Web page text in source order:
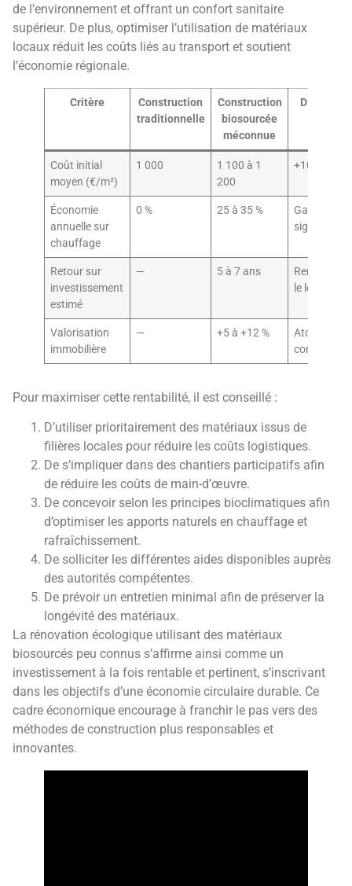
de l’environnement et offrant un confort sanitaire
supérieur. De plus, optimiser l’utilisation de matériaux
locaux réduit les coûts liés au transport et soutient
l’économie régionale.
Critère
Construction
traditionnelle
Construction
biosourcée
méconnue
Différence
Coût initial
moyen (€/m²)
1 000
1 100 à 1
200
+10 à 20 %
Économie
annuelle sur
chauffage
0 % 25 à 35 %
Gain
significatif
Retour sur
investissement
estimé
— 5 à 7 ans
Rentable
le long
Valorisation
immobilière
— +5 à +12 %
Atout
Pour maximiser cette rentabilité, il est conseillé :
D’utiliser prioritairement des matériaux issus de
filières locales pour réduire les coûts logistiques.
De s’impliquer dans des chantiers participatifs afin
de réduire les coûts de main-d’œuvre.
De concevoir selon les principes bioclimatiques afin
d’optimiser les apports naturels en chauffage et
rafraîchissement.
De solliciter les différentes aides disponibles auprès
des autorités compétentes.
De prévoir un entretien minimal afin de préserver la
longévité des matériaux.
La rénovation écologique utilisant des matériaux
biosourcés peu connus s’affirme ainsi comme un
investissement à la fois rentable et pertinent, s’inscrivant
dans les objectifs d’une économie circulaire durable. Ce
cadre économique encourage à franchir le pas vers des
méthodes de construction plus responsables et
innovantes.